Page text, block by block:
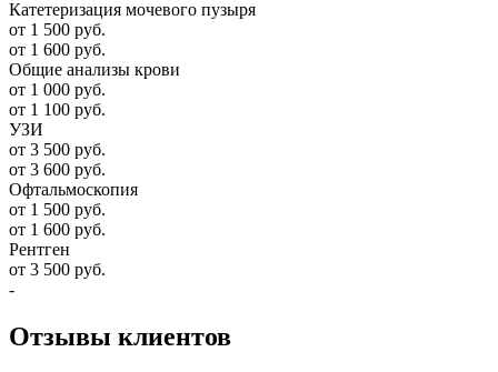
Катетеризация мочевого пузыря
от 1 500 руб.
от 1 600 руб.
Общие анализы крови
от 1 000 руб.
от 1 100 руб.
УЗИ
от 3 500 руб.
от 3 600 руб.
Офтальмоскопия
от 1 500 руб.
от 1 600 руб.
Рентген
от 3 500 руб.
-
Отзывы клиентов